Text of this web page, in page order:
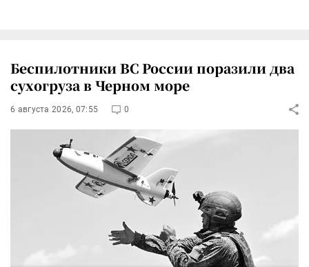
Беспилотники ВС России поразили два
сухогруза в Черном море
6 августа 2026, 07:55 0